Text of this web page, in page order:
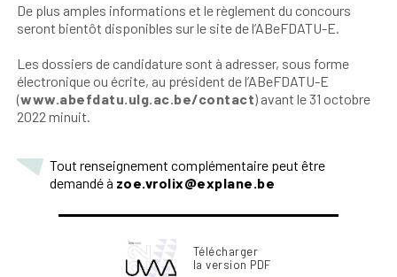
De plus amples informations et le règlement du concours
seront bientôt disponibles sur le site de l’ABeFDATU-E.
Les dossiers de candidature sont à adresser, sous forme
électronique ou écrite, au président de l’ABeFDATU-E
(www.abefdatu.ulg.ac.be/contact) avant le 31 octobre
2022 minuit.
Tout renseignement complémentaire peut être
demandé à zoe.vrolix@explane.be
Télécharger
la version PDF